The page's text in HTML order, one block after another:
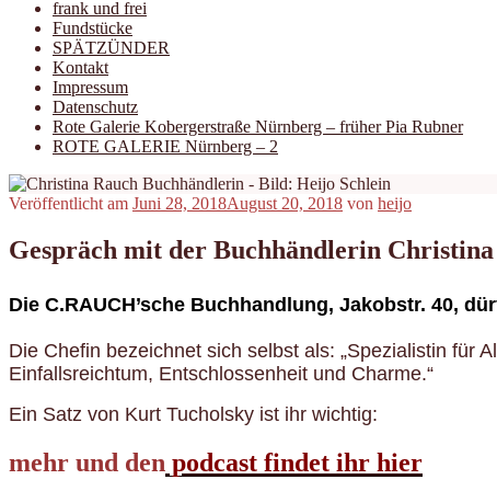
frank und frei
Fundstücke
SPÄTZÜNDER
Kontakt
Impressum
Datenschutz
Rote Galerie Kobergerstraße Nürnberg – früher Pia Rubner
ROTE GALERIE Nürnberg – 2
Veröffentlicht am Juni 28, 2018August 20, 2018 von heijo
Gespräch mit der Buchhändlerin
Die C.RAUCH’sche Buchhandlung, Jakobstr. 40,
Die Chefin bezeichnet sich selbst als: „Spezialistin für
Einfallsreichtum, Entschlossenheit und Charme.“
Ein Satz von Kurt Tucholsky ist ihr wichtig:
mehr und den podcast findet ihr hier